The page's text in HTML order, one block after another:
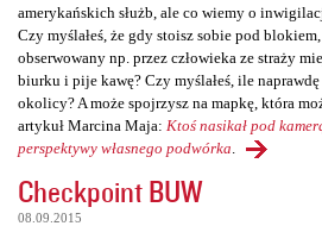
amerykańskich służb, ale co wiemy o
Czy myślałeś, że gdy stoisz sobie pod
obserwowany np. przez człowieka ze straży
biurku i pije kawę? Czy myślałeś, ile
okolicy? A może spojrzysz na mapkę, która
artykuł Marcina Maja: Ktoś nasikał pod
perspektywy własnego podwórka
Checkpoint BUW
08.09.2015